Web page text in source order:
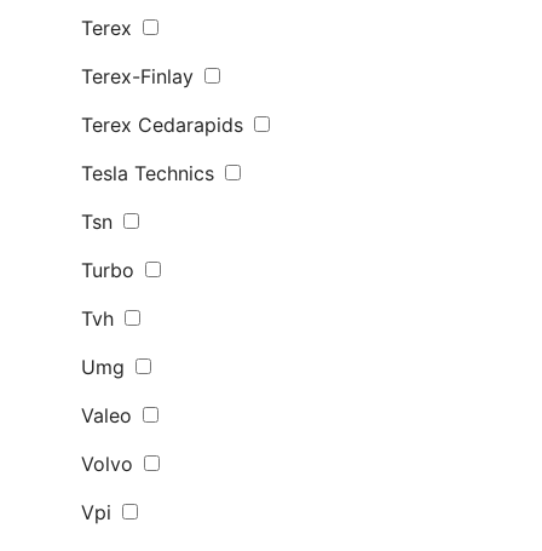
Terex
Terex-Finlay
Terex Сedarapids
Tesla Technics
Tsn
Turbo
Tvh
Umg
Valeo
Volvo
Vpi